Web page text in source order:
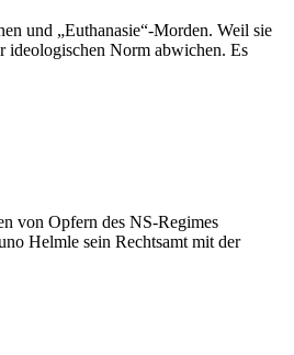
und „Euthanasie“-Morden. Weil sie
ideologischen Norm abwichen. Es
von Opfern des NS-Regimes
Helmle sein Rechtsamt mit der